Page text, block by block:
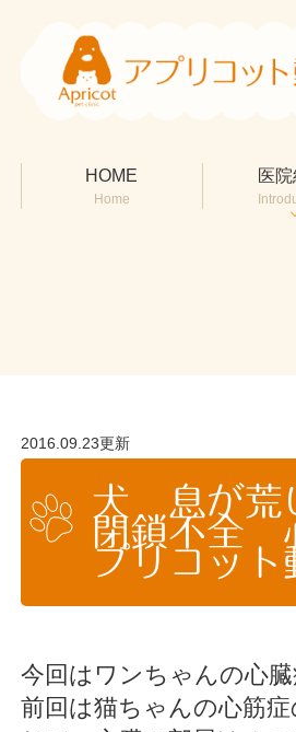
HOME
Home
医
2016.09.23更新
犬 息が
閉鎖不全
プリコット
今回はワンちゃんの心臓
前回は猫ちゃんの心筋